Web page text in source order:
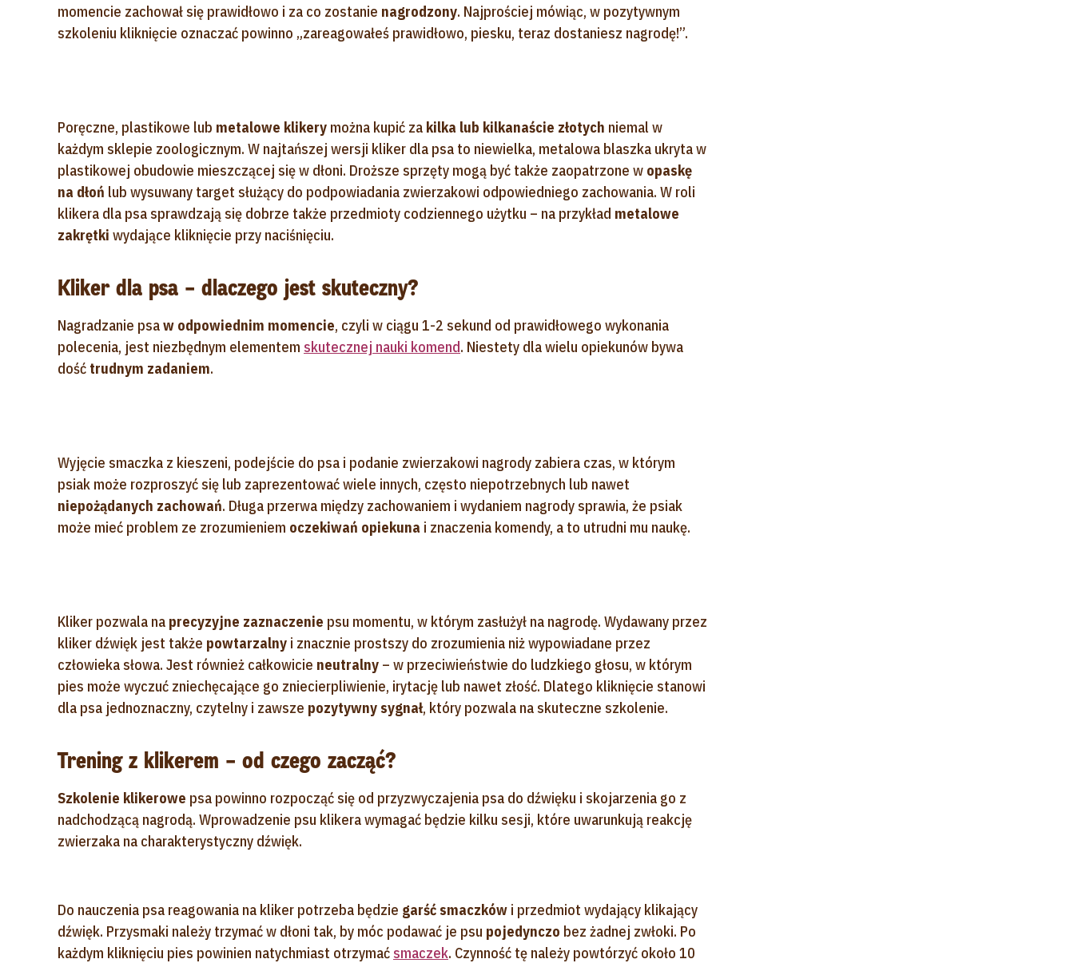
momencie zachował się prawidłowo i za co zostanie nagrodzony. Najprościej mówiąc, w pozytywnym
szkoleniu kliknięcie oznaczać powinno „zareagowałeś prawidłowo, piesku, teraz dostaniesz nagrodę!”.
Poręczne, plastikowe lub metalowe klikery można kupić za kilka lub kilkanaście złotych niemal w
każdym sklepie zoologicznym. W najtańszej wersji kliker dla psa to niewielka, metalowa blaszka ukryta w
plastikowej obudowie mieszczącej się w dłoni. Droższe sprzęty mogą być także zaopatrzone w opaskę
na dłoń lub wysuwany target służący do podpowiadania zwierzakowi odpowiedniego zachowania. W roli
klikera dla psa sprawdzają się dobrze także przedmioty codziennego użytku – na przykład metalowe
zakrętki wydające kliknięcie przy naciśnięciu.
Kliker dla psa – dlaczego jest skuteczny?
Nagradzanie psaw odpowiednim momencie, czyli w ciągu 1-2 sekund od prawidłowego wykonania
polecenia, jest niezbędnym elementem skutecznej nauki komend. Niestety dla wielu opiekunów bywa
dość trudnym zadaniem.
Wyjęcie smaczka z kieszeni, podejście do psa i podanie zwierzakowi nagrody zabiera czas, w którym
psiak może rozproszyć się lub zaprezentować wiele innych, często niepotrzebnych lub nawet
niepożądanych zachowań. Długa przerwa między zachowaniem i wydaniem nagrody sprawia, że psiak
może mieć problem ze zrozumieniem oczekiwań opiekuna i znaczenia komendy, a to utrudni mu naukę.
Kliker pozwala na precyzyjne zaznaczenie psu momentu, w którym zasłużył na nagrodę. Wydawany przez
kliker dźwięk jest także powtarzalny i znacznie prostszy do zrozumienia niż wypowiadane przez
człowieka słowa. Jest również całkowicie neutralny – w przeciwieństwie do ludzkiego głosu, w którym
pies może wyczuć zniechęcające go zniecierpliwienie, irytację lub nawet złość. Dlatego kliknięcie stanowi
dla psa jednoznaczny, czytelny i zawsze pozytywny sygnał, który pozwala na skuteczne szkolenie.
Trening z klikerem – od czego zacząć?
Szkolenie klikerowe psa powinno rozpocząć się od przyzwyczajenia psa do dźwięku i skojarzenia go z
nadchodzącą nagrodą. Wprowadzenie psu klikera wymagać będzie kilku sesji, które uwarunkują reakcję
zwierzaka na charakterystyczny dźwięk.
Do nauczenia psa reagowania na kliker potrzeba będzie garść smaczków i przedmiot wydający klikający
dźwięk. Przysmaki należy trzymać w dłoni tak, by móc podawać je psu pojedynczo bez żadnej zwłoki. Po
każdym kliknięciu pies powinien natychmiast otrzymać smaczek. Czynność tę należy powtórzyć około 10